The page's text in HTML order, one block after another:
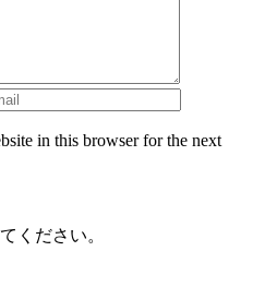
in this browser for the next
ください。